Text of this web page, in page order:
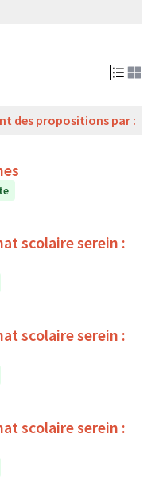
des propositions par :
scolaire serein :
scolaire serein :
scolaire serein :